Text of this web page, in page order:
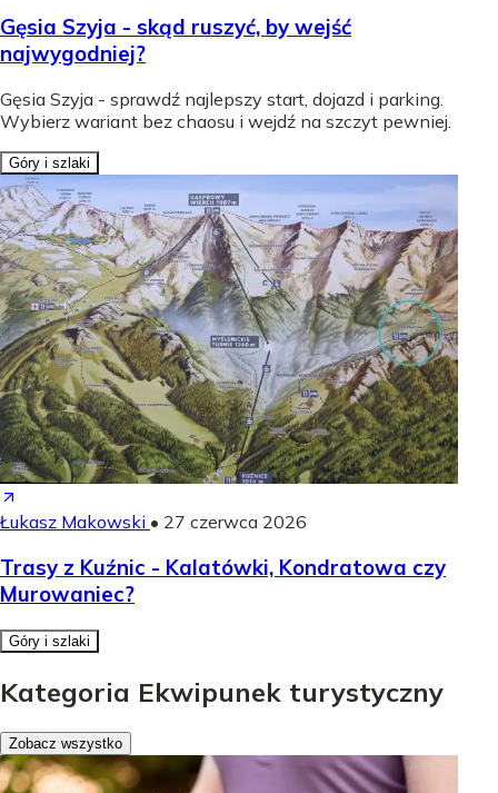
Gęsia Szyja - skąd ruszyć, by wejść
najwygodniej?
Gęsia Szyja - sprawdź najlepszy start, dojazd i parking.
Wybierz wariant bez chaosu i wejdź na szczyt pewniej.
Góry i szlaki
Łukasz Makowski • 27 czerwca 2026
Trasy z Kuźnic - Kalatówki, Kondratowa czy
Murowaniec?
Góry i szlaki
Kategoria Ekwipunek turystyczny
Zobacz wszystko